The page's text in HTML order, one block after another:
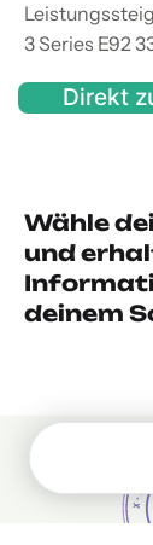
3 Series E92
Direkt
Wähle
und
deinem